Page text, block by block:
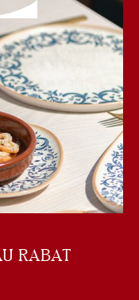
RABAT